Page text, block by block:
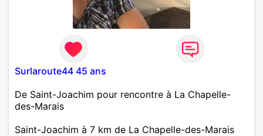
Surlaroute44 45 ans
De Saint-Joachim pour rencontre à La Chapelle-
des-Marais
Saint-Joachim à 7 km de La Chapelle-des-Marais